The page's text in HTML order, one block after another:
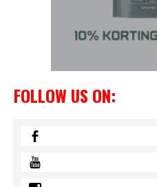
FOLLOW US ON: